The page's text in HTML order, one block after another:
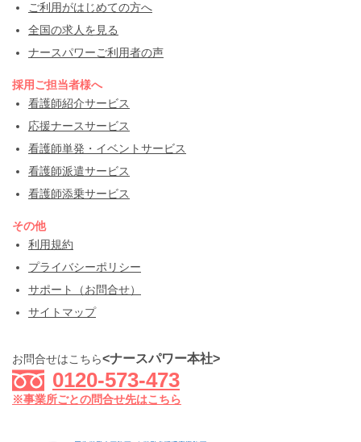
ご利用がはじめての方へ
全国の求人を見る
ナースパワーご利用者の声
採用ご担当者様へ
看護師紹介サービス
応援ナースサービス
看護師単発・イベントサービス
看護師派遣サービス
看護師添乗サービス
その他
利用規約
プライバシーポリシー
サポート（お問合せ）
サイトマップ
お問合せはこちら<ナースパワー本社>
0120-573-473
※事業所ごとの問合せ先はこちら